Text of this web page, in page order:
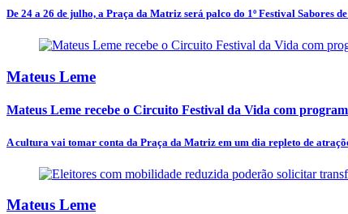
De 24 a 26 de julho, a Praça da Matriz será palco do 1º Festival Sabores
Mateus Leme
Mateus Leme recebe o Circuito Festival da Vida com
A cultura vai tomar conta da Praça da Matriz em um dia repleto de
Mateus Leme